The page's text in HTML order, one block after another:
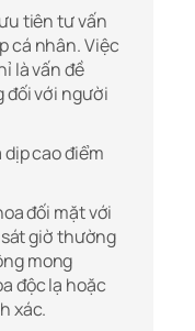
tiên tư vấn
cá nhân. Việc
là vấn đề
đối với người
cao điểm
đối mặt với
giờ thường
mong
độc lạ hoặc
xác.